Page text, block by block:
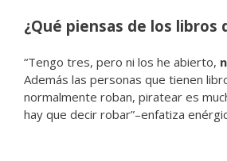
¿Qué piensas de los libros
“Tengo tres, pero ni los he abierto,
Además las personas que tienen
normalmente roban, piratear es
hay que decir robar”–enfatiza